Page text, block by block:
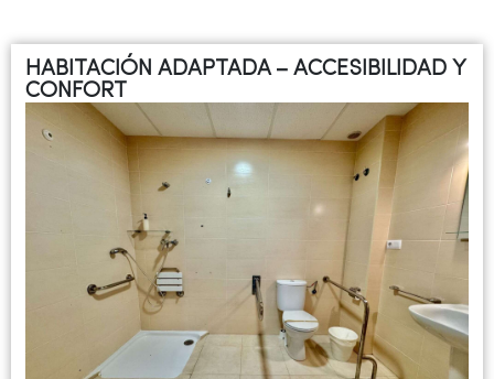
HABITACIÓN ADAPTADA – ACCESIBILIDAD Y
CONFORT